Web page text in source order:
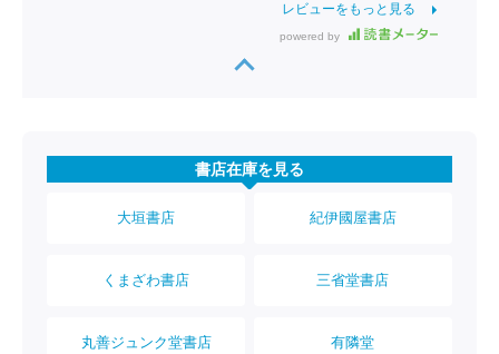
レビューをもっと見る
powered by
書店在庫を見る
大垣書店 紀伊國屋書店
くまざわ書店 三省堂書店
丸善ジュンク堂書店 有隣堂